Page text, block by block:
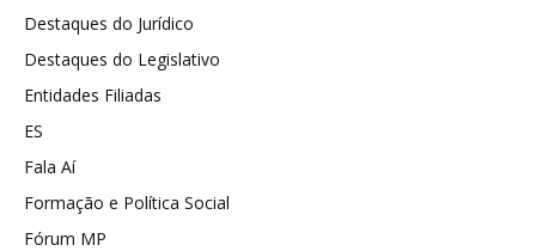
Destaques do Jurídico
Destaques do Legislativo
Entidades Filiadas
ES
Fala Aí
Formação e Política Social
Fórum MP